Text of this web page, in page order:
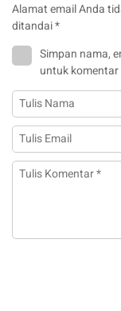
Alamat email Anda
ditandai*
Simpan nama,
untuk